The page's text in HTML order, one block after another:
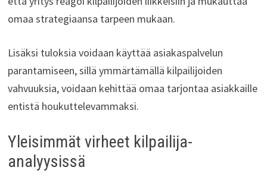
omaa strategiaansa tarpeen mukaan.
Lisäksi tuloksia voidaan käyttää asiakaspalvelun
parantamiseen, sillä ymmärtämällä kilpailijoiden
vahvuuksia, voidaan kehittää omaa tarjontaa asiakkaille
entistä houkuttelevammaksi.
Yleisimmät virheet kilpailija-
analyysissä